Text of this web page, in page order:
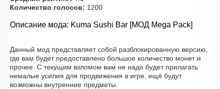
Количество голосов: 1200
Описание мода: Kuma Sushi Bar [МОД Mega Pack]
Данный мод представляет собой разблокированную версию,
где вам будет предоставлено большое количество монет и
прочее. С текущим взломом вам не надо будет прилагать
немалые усилия для продвижения в игре, ещё будут
возможны внутренние предметы.